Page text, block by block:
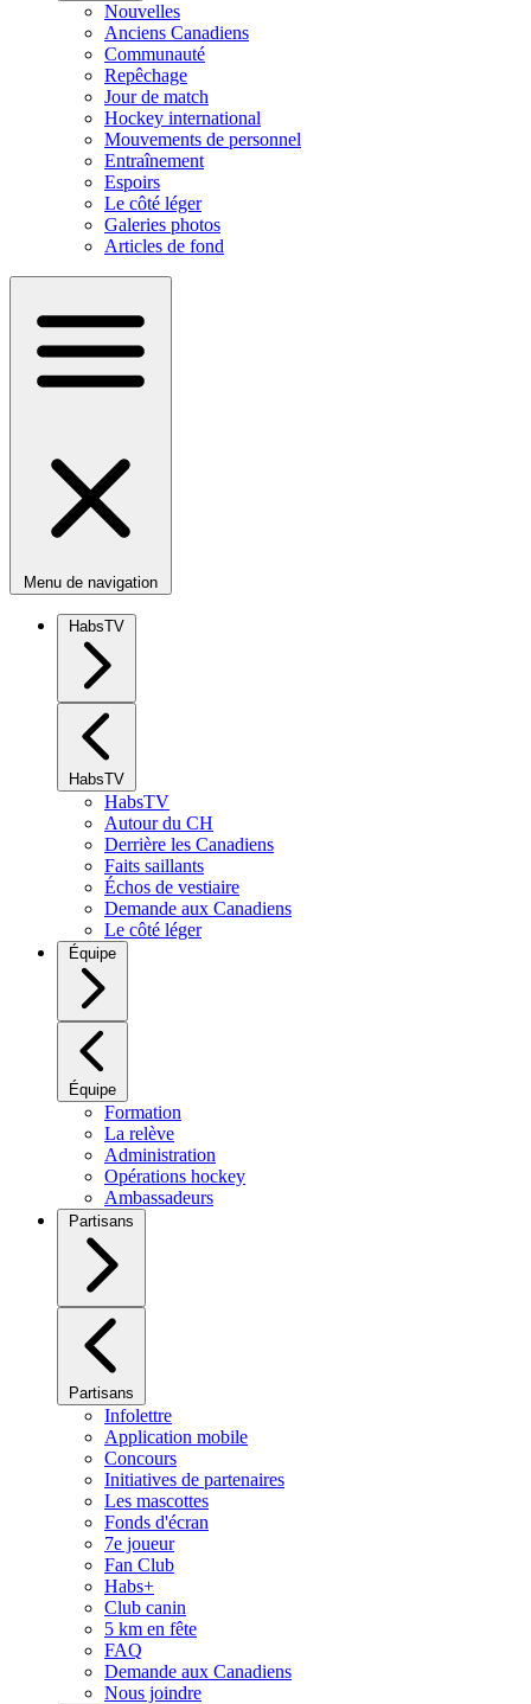
Nouvelles
Anciens Canadiens
Communauté
Repêchage
Jour de match
Hockey international
Mouvements de personnel
Entraînement
Espoirs
Le côté léger
Galeries photos
Articles de fond
Menu de navigation
HabsTV
HabsTV
HabsTV
Autour du CH
Derrière les Canadiens
Faits saillants
Échos de vestiaire
Demande aux Canadiens
Le côté léger
Équipe
Équipe
Formation
La relève
Administration
Opérations hockey
Ambassadeurs
Partisans
Partisans
Infolettre
Application mobile
Concours
Initiatives de partenaires
Les mascottes
Fonds d'écran
7e joueur
Fan Club
Habs+
Club canin
5 km en fête
FAQ
Demande aux Canadiens
Nous joindre